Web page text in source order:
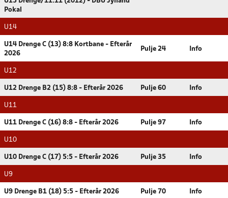
Pokal
U14
U14 Drenge C (13) 8:8 Kortbane - Efterår
2026
Pulje 24 Info
U12
U12 Drenge B2 (15) 8:8 - Efterår 2026 Pulje 60 Info
U11
U11 Drenge C (16) 8:8 - Efterår 2026 Pulje 97 Info
U10
U10 Drenge C (17) 5:5 - Efterår 2026 Pulje 35 Info
U9
U9 Drenge B1 (18) 5:5 - Efterår 2026 Pulje 70 Info